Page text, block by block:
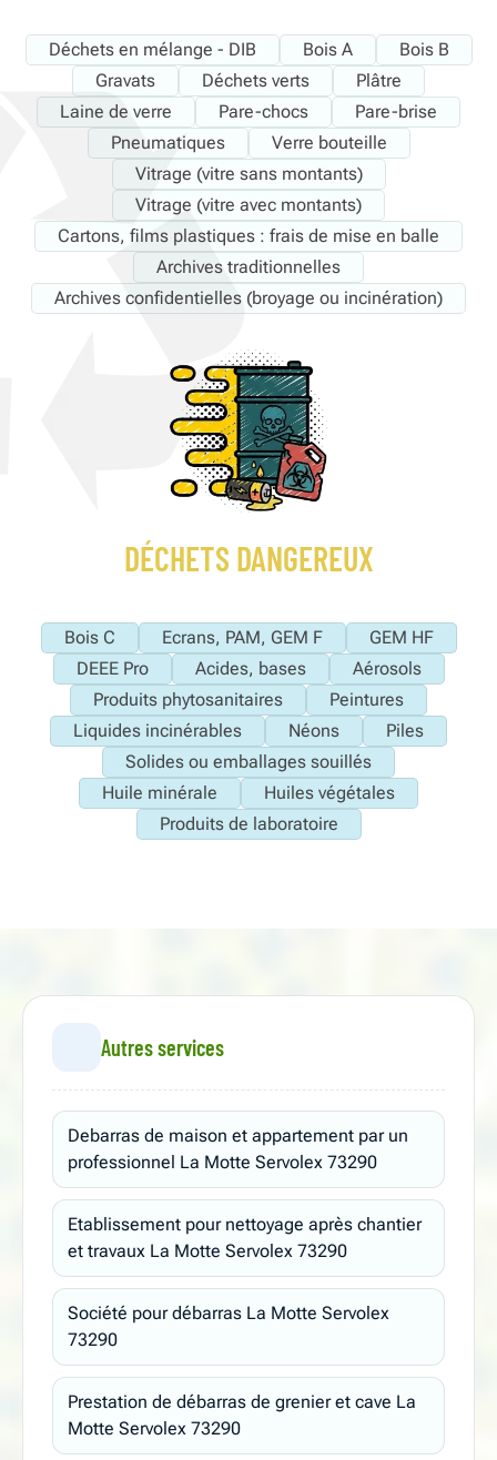
Déchets en mélange - DIB Bois A
Bois B
Gravats
Déchets verts
Plâtre
Laine de verre
Pare-chocs
Pare-brise
Pneumatiques
Verre bouteille
Vitrage (vitre sans montants)
Vitrage (vitre avec montants)
Cartons, films plastiques : frais de mise en balle
Archives traditionnelles
Archives confidentielles (broyage ou incinération)
DÉCHETS DANGEREUX
Bois C Ecrans, PAM, GEM F
GEM HF
DEEE Pro
Acides, bases
Aérosols
Produits phytosanitaires
Peintures
Liquides incinérables
Néons
Piles
Solides ou emballages souillés
Huile minérale
Huiles végétales
Produits de laboratoire
Autres services
Debarras de maison et appartement par un
professionnel La Motte Servolex 73290
Etablissement pour nettoyage après chantier
et travaux La Motte Servolex 73290
Société pour débarras La Motte Servolex
73290
Prestation de débarras de grenier et cave La
Motte Servolex 73290